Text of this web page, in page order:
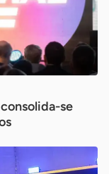
se